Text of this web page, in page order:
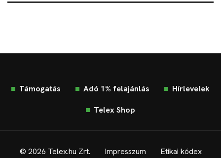
Támogatás Adó 1% felajánlás Hírlevelek
Telex Shop
© 2026 Telex.hu Zrt. Impresszum Etikai kódex